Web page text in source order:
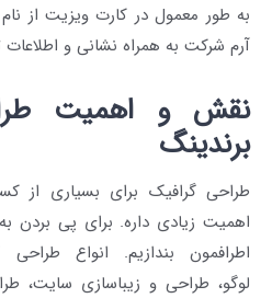
به طور معمول در کارت ویزیت از
آرم شرکت به همراه نشانی و
نقش و اهمیت
برندینگ
طراحی گرافیک برای بسیاری از
اهمیت زیادی داره. برای پی بردن
اطرافمون بندازیم. انواع طراحی
لوگو، طراحی و زیباسازی سایت،